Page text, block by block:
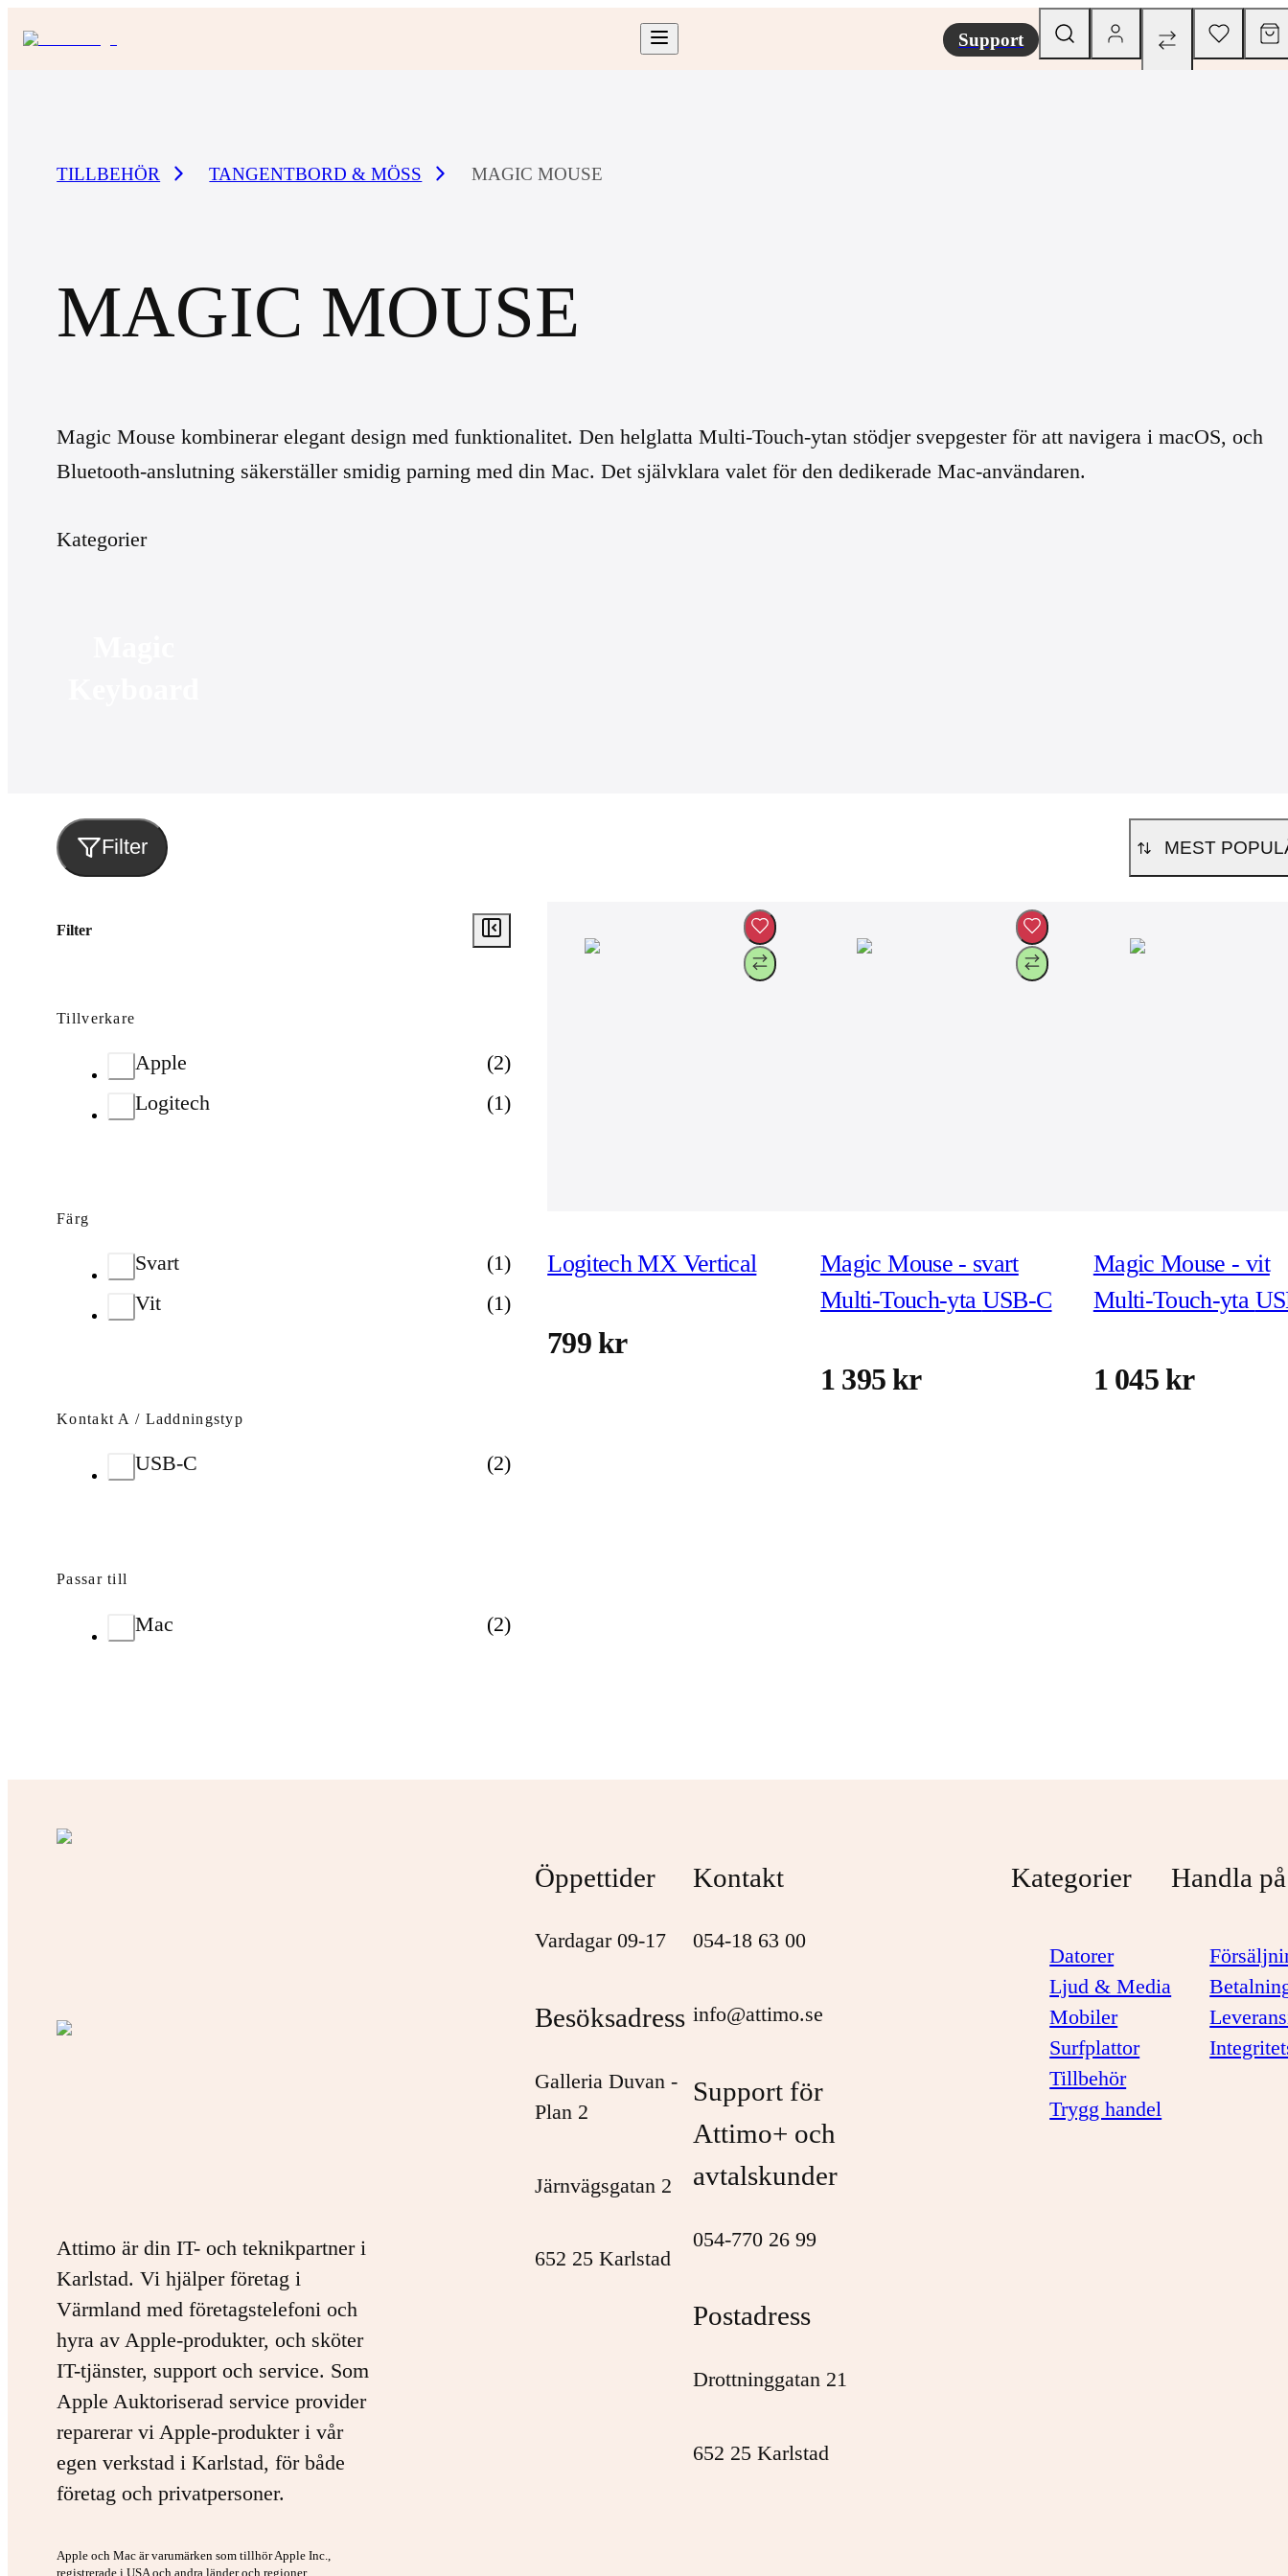
Support
TILLBEHÖR TANGENTBORD & MÖSS MAGIC MOUSE
MAGIC MOUSE
Magic Mouse kombinerar elegant design med funktionalitet. Den helglatta Multi-Touch-ytan stödjer svepgester för att navigera i macOS, och
Bluetooth-anslutning säkerställer smidig parning med din Mac. Det självklara valet för den dedikerade Mac-användaren.
Kategorier
Filter MEST
Filter
Tillverkare
Apple (2)
Logitech
(1)
Färg
Svart (1)
Vit
(1)
Kontakt A / Laddningstyp
USB-C (2)
Passar till
Mac (2)
Logitech MX Vertical
799 kr
Magic Mouse - svart
Multi-Touch-yta USB-C
1 395 kr
Magic Mouse - vit
Multi-
1 045 kr
Attimo är din IT- och teknikpartner i
Karlstad. Vi hjälper företag i
Värmland med företagstelefoni och
hyra av Apple-produkter, och sköter
IT-tjänster, support och service. Som
Apple Auktoriserad service provider
reparerar vi Apple-produkter i vår
egen verkstad i Karlstad, för både
företag och privatpersoner.
Apple och Mac är varumärken som tillhör Apple Inc.,
registrerade i USA och andra länder och regioner.
Öppettider
Vardagar 09-17
Besöksadress
Galleria Duvan -
Plan 2
Järnvägsgatan 2
652 25 Karlstad
Kontakt
054-18 63 00
info@attimo.se
Support för
Attimo+ och
avtalskunder
054-770 26 99
Postadress
Drottninggatan 21
652 25 Karlstad
Kategorier
Datorer
Ljud & Media
Mobiler
Surfplattor
Tillbehör
Trygg handel
Handla